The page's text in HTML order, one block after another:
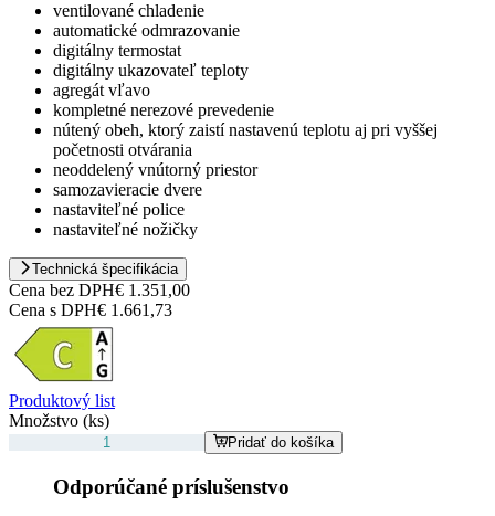
ventilované chladenie
automatické odmrazovanie
digitálny termostat
digitálny ukazovateľ teploty
agregát vľavo
kompletné nerezové prevedenie
nútený obeh, ktorý zaistí nastavenú teplotu aj pri vyššej
početnosti otvárania
neoddelený vnútorný priestor
samozavieracie dvere
nastaviteľné police
nastaviteľné nožičky
Technická špecifikácia
Cena bez DPH€ 1.351,00
Cena s DPH€ 1.661,73
Produktový list
Množstvo (ks)
Pridať do košíka
Odporúčané príslušenstvo